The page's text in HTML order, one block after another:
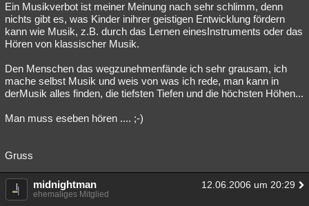
Ein Musikverbot ist meiner Meinung nach sehr schlimm, denn
nichts gibt es, was Kinder inihrer geistigen Entwicklung fördern
kann wie Musik, z.B. durch das Lernen einesInstruments oder das
Hören von klassischer Musik.
Den Menschen das wegzunehmenfände ich sehr grausam, ich
mache selbst Musik und weis von was ich rede, man kann in
derMusik alles finden, die tiefsten Tiefen und die höchsten Höhen...
Man muss eseben hören .... ;-)
Gruss
midnightman 12.06.2006 um 20:29
ehemaliges Mitglied